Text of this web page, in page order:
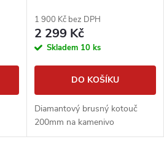
1 900 Kč bez DPH
2 299 Kč
Skladem 10 ks
DO KOŠÍKU
Diamantový brusný kotouč
200mm na kamenivo